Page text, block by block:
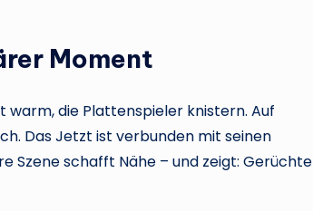
Moment
warm, die Plattenspieler knistern. Auf
Das Jetzt ist verbunden mit seinen
Szene schafft Nähe – und zeigt: Gerüchte